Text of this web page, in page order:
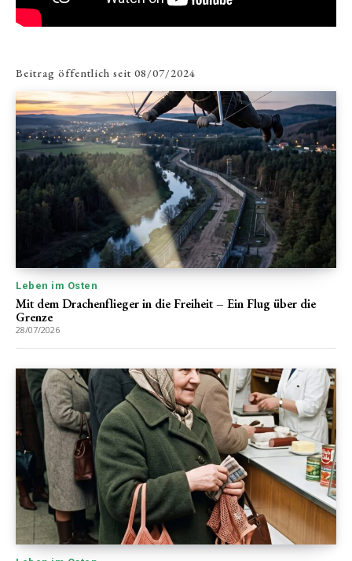
Beitrag öffentlich seit 08/07/2024
Leben im Osten
Mit dem Drachenflieger in die Freiheit – Ein Flug über die
Grenze
28/07/2026